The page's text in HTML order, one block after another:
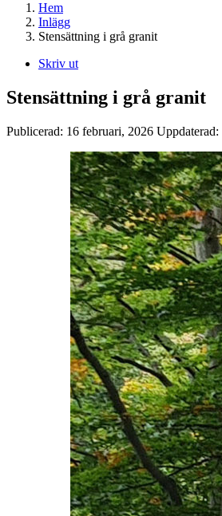
Hem
Inlägg
Stensättning i grå granit
Skriv ut
Stensättning i grå granit
Publicerad: 16 februari, 2026 Uppdaterad: